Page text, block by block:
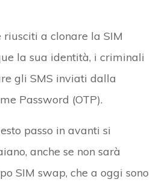
riusciti a clonare la SIM
la sua identità, i criminali
gli SMS inviati dalla
Password (OTP).
passo in avanti si
anche se non sarà
SIM swap, che a oggi sono